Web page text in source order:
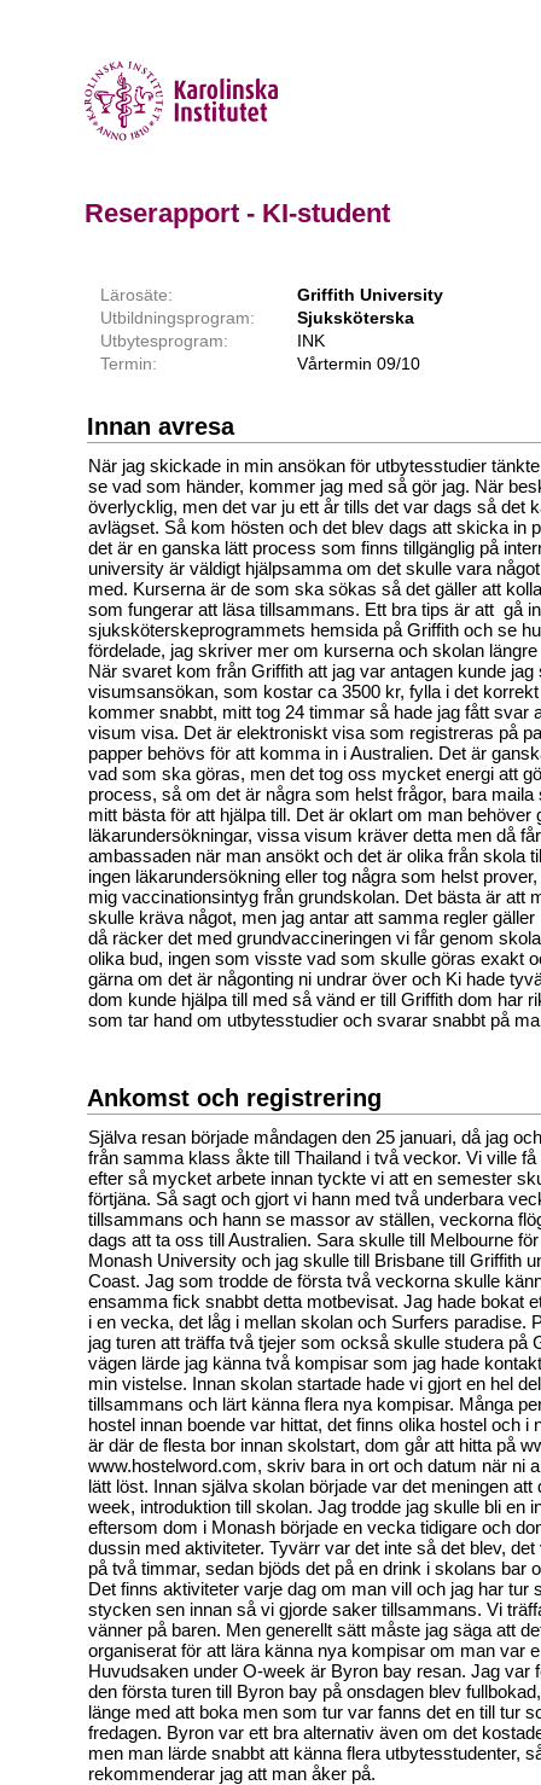
Reserapport - KI-student
Lärosäte:
Griffith University
Utbildningsprogram:
Sjuksköterska
Utbytesprogram:
INK
Termin:
Vårtermin 09/10
Innan avresa
När jag skickade in min ansökan för utbytesstudier
se vad som händer, kommer jag med så gör jag. När
överlycklig, men det var ju ett år tills det var dags så det
avlägset. Så kom hösten och det blev dags att skicka in
det är en ganska lätt process som finns tillgänglig på
university är väldigt hjälpsamma om det skulle vara
med. Kurserna är de som ska sökas så det gäller att
som fungerar att läsa tillsammans. Ett bra tips är att gå
sjuksköterskeprogrammets hemsida på Griffith och se
fördelade, jag skriver mer om kurserna och skolan
När svaret kom från Griffith att jag var antagen kunde jag
visumsansökan, som kostar ca 3500 kr, fylla i det
kommer snabbt, mitt tog 24 timmar så hade jag fått svar
visum visa. Det är elektroniskt visa som registreras på
papper behövs för att komma in i Australien. Det är
vad som ska göras, men det tog oss mycket energi att
process, så om det är några som helst frågor, bara maila
mitt bästa för att hjälpa till. Det är oklart om man behöver
läkarundersökningar, vissa visum kräver detta men då
ambassaden när man ansökt och det är olika från skola
ingen läkarundersökning eller tog några som helst
mig vaccinationsintyg från grundskolan. Det bästa är att
skulle kräva något, men jag antar att samma regler gäller
då räcker det med grundvaccineringen vi får genom
olika bud, ingen som visste vad som skulle göras exakt
gärna om det är någonting ni undrar över och Ki hade
dom kunde hjälpa till med så vänd er till Griffith dom har
som tar hand om utbytesstudier och svarar snabbt på
Ankomst och registrering
Själva resan började måndagen den 25 januari, då jag
från samma klass åkte till Thailand i två veckor. Vi ville
efter så mycket arbete innan tyckte vi att en semester
förtjäna. Så sagt och gjort vi hann med två underbara
tillsammans och hann se massor av ställen, veckorna
dags att ta oss till Australien. Sara skulle till Melbourne
Monash University och jag skulle till Brisbane till Griffith
Coast. Jag som trodde de första två veckorna skulle
ensamma fick snabbt detta motbevisat. Jag hade bokat
i en vecka, det låg i mellan skolan och Surfers paradise.
jag turen att träffa två tjejer som också skulle studera på
vägen lärde jag känna två kompisar som jag hade
min vistelse. Innan skolan startade hade vi gjort en hel
tillsammans och lärt känna flera nya kompisar. Många
hostel innan boende var hittat, det finns olika hostel och i
är där de flesta bor innan skolstart, dom går att hitta på
www.hostelword.com, skriv bara in ort och datum när ni
lätt löst. Innan själva skolan började var det meningen att
week, introduktion till skolan. Jag trodde jag skulle bli en
eftersom dom i Monash började en vecka tidigare och
dussin med aktiviteter. Tyvärr var det inte så det blev,
på två timmar, sedan bjöds det på en drink i skolans bar
Det finns aktiviteter varje dag om man vill och jag har tur
stycken sen innan så vi gjorde saker tillsammans. Vi
vänner på baren. Men generellt sätt måste jag säga att
organiserat för att lära känna nya kompisar om man var
Huvudsaken under O-week är Byron bay resan. Jag var
den första turen till Byron bay på onsdagen blev
länge med att boka men som tur var fanns det en till tur
fredagen. Byron var ett bra alternativ även om det
men man lärde snabbt att känna flera utbytesstudenter,
rekommenderar jag att man åker på.